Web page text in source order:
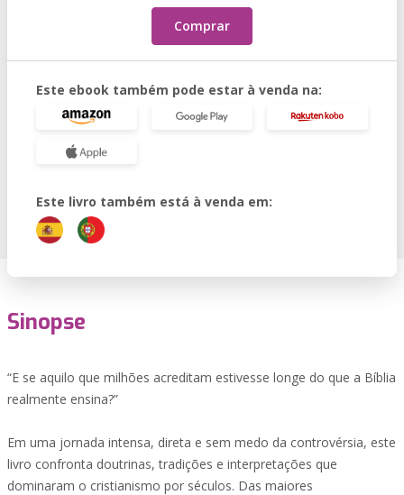
Comprar
Este ebook também pode estar à venda na:
Este livro também está à venda em:
Sinopse
“E se aquilo que milhões acreditam estivesse longe do que a Bíblia
realmente ensina?”
Em uma jornada intensa, direta e sem medo da controvérsia, este
livro confronta doutrinas, tradições e interpretações que
dominaram o cristianismo por séculos. Das maiores